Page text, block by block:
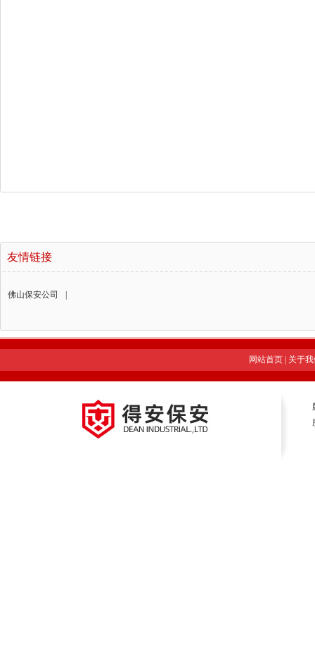
友情链接
佛山保安公司
网站首页| 关于我